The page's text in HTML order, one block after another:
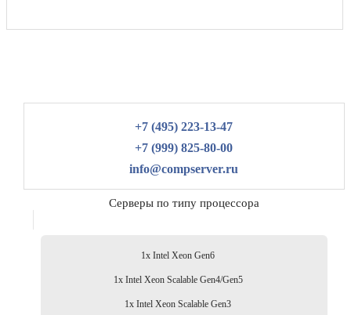
+7 (495) 223-13-47
+7 (999) 825-80-00
info@compserver.ru
Серверы по типу процессора
1x Intel Xeon Gen6
1x Intel Xeon Scalable Gen4/Gen5
1x Intel Xeon Scalable Gen3